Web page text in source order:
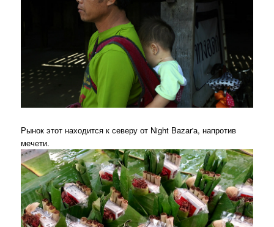
Рынок этот находится к северу от Night Bazar'а, напротив
мечети.